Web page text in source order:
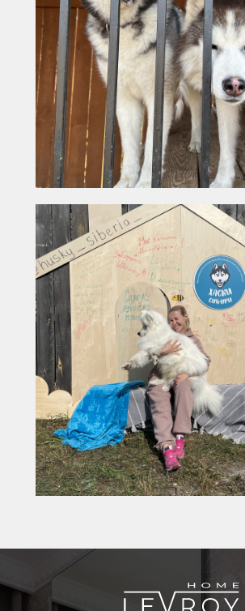
660028 г. Красноярск, ул. Телевизорная,
дом 1, строение 73, помещение 8
Юридический адрес:
ИНН 2463257222
КАТА ЛОГ
Где дизайн встречается с качеством
Мебель по проектам дизайнеров
+7 (391) 214 44 31